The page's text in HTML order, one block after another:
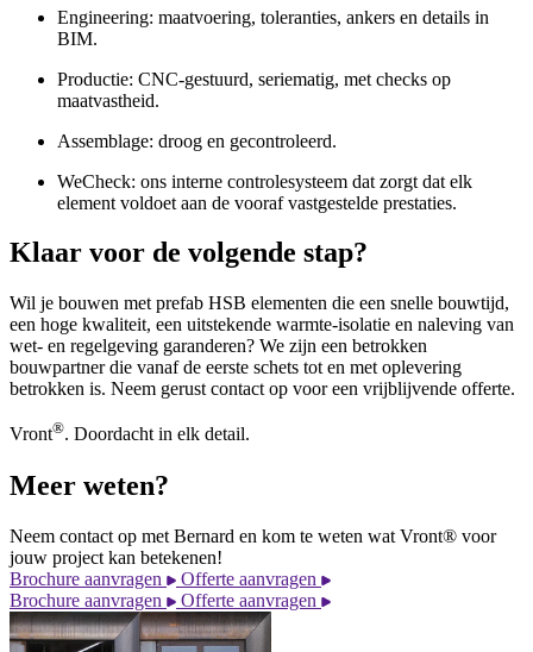
Engineering: maatvoering, toleranties, ankers en details in
BIM.
Productie: CNC-gestuurd, seriematig, met checks op
maatvastheid.
Assemblage: droog en gecontroleerd.
WeCheck: ons interne controlesysteem dat zorgt dat elk
element voldoet aan de vooraf vastgestelde prestaties.
Klaar voor de volgende stap?
Wil je bouwen met prefab HSB elementen die een snelle bouwtijd,
een hoge kwaliteit, een uitstekende warmte-isolatie en naleving van
wet- en regelgeving garanderen? We zijn een betrokken
bouwpartner die vanaf de eerste schets tot en met oplevering
betrokken is. Neem gerust contact op voor een vrijblijvende offerte.
Vront®. Doordacht in elk detail.
Meer weten?
Neem contact op met Bernard en kom te weten wat Vront® voor
jouw project kan betekenen!
Brochure aanvragen
Offerte aanvragen
Brochure aanvragen
Offerte aanvragen